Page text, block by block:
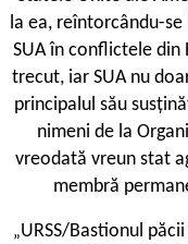
la ea, reîntorcându-
SUA în conflictele din
trecut, iar SUA nu
principalul său
nimeni de la
vreodată vreun stat
membră
„URSS/Bastionul